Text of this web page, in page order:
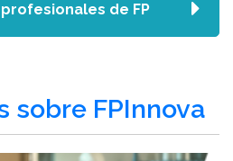
sobre FPInnova
de FP